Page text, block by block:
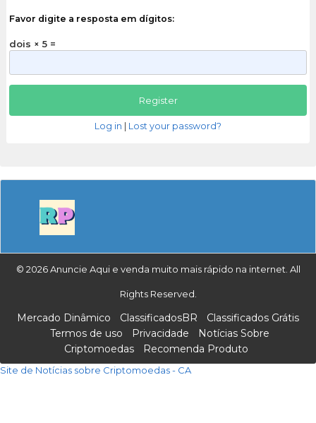
Favor digite a resposta em dígitos:
dois × 5 =
Log in Lost your password?
© 2026 Anuncie Aqui e venda muito mais rápido na internet. All
Rights Reserved.
Mercado Dinâmico ClassificadosBR
Classificados Grátis
Termos de uso
Privacidade
Notícias Sobre
Criptomoedas
Recomenda Produto
Site de Notícias sobre Criptomoedas - CA